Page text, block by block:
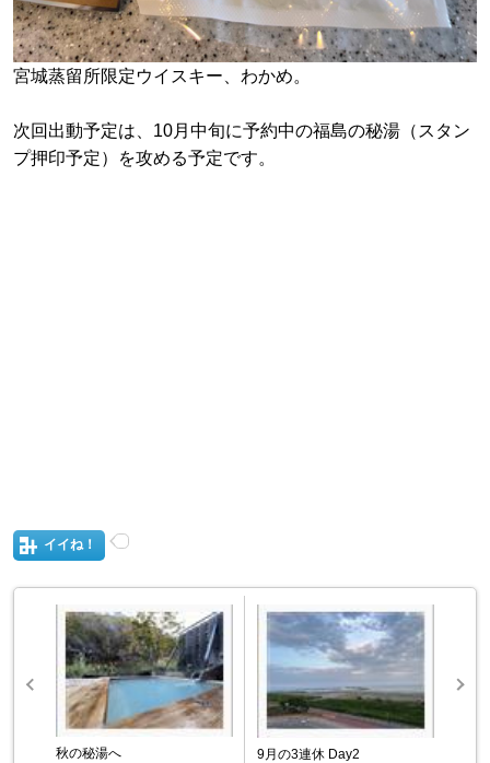
宮城蒸留所限定ウイスキー、わかめ。
次回出動予定は、10月中旬に予約中の福島の秘湯（スタン
プ押印予定）を攻める予定です。
イイね！
秋の秘湯へ 9月の3連休 Day2